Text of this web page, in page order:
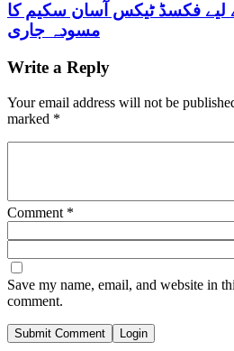
لیے فکسڈ ٹیکس آسان سکیم کا
مسودہ جاری
Write a Reply
Your email address will not be
marked *
Comment *
Save my name, email, and website in
comment.
Submit Comment Login